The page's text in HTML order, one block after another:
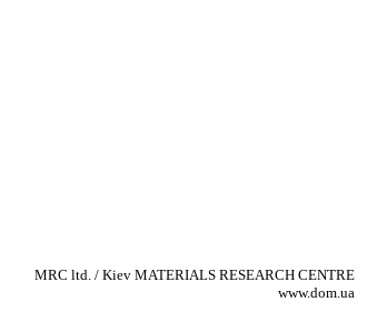
MRC ltd. / Kiev MATERIALS RESEARCH CENTRE
www.dom.ua